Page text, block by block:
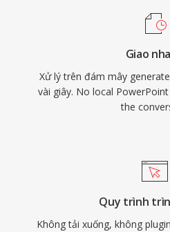
Giao
Xử lý trên đám mây
vài giây. No local
the
Quy trình
Không tải xuống, không